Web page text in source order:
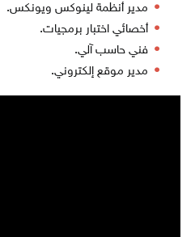
مدير أنظمة لينوكس ويونكس.
أخصائي اختبار برمجيات.
فني حاسب آلي.
مدير موقع إلكتروني.